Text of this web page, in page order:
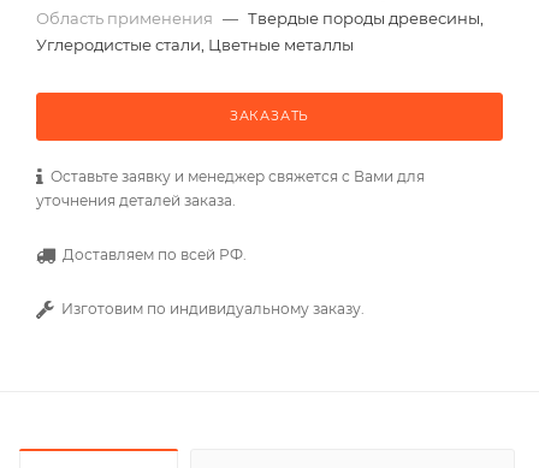
Область применения — Твердые породы древесины,
Углеродистые стали, Цветные металлы
ЗАКАЗАТЬ
Оставьте заявку и менеджер свяжется с Вами для
уточнения деталей заказа.
Доставляем по всей РФ.
Изготовим по индивидуальному заказу.